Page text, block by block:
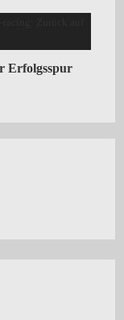
Erfolgsspur